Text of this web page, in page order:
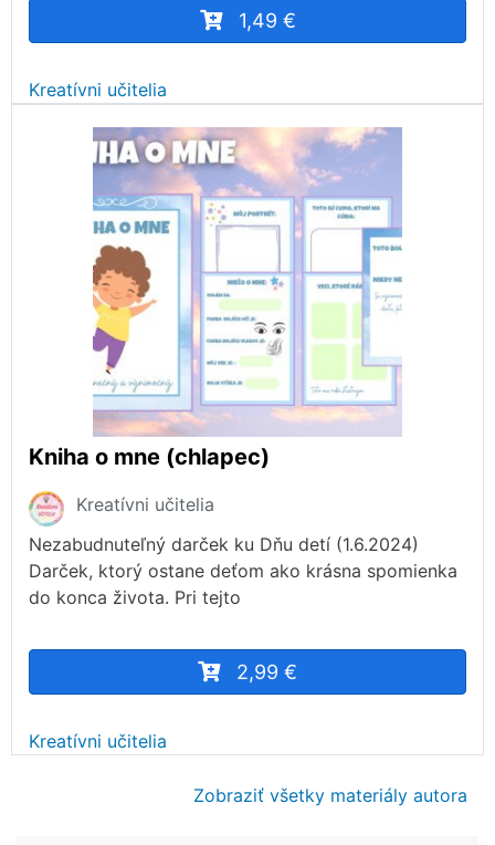
1,49 €
Kreatívni učitelia
Kniha o mne (chlapec)
Kreatívni učitelia
Nezabudnuteľný darček ku Dňu detí (1.6.2024)
Darček, ktorý ostane deťom ako krásna spomienka
do konca života. Pri tejto
2,99 €
Kreatívni učitelia
Zobraziť všetky materiály autora